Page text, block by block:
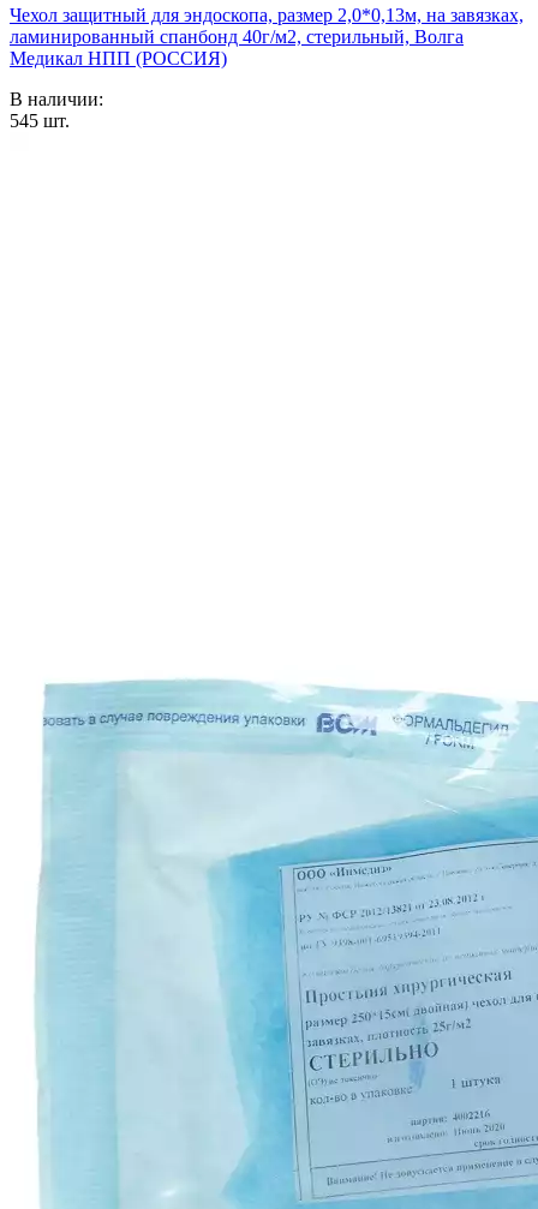
Чехол защитный для эндоскопа, размер 2,0*0,13м, на завязках,
ламинированный спанбонд 40г/м2, стерильный, Волга
Медикал НПП (РОССИЯ)
В наличии:
545 шт.